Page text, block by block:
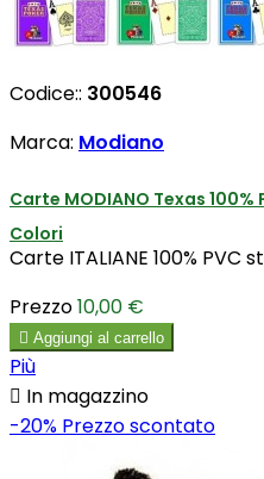
Codice:: 300546
Marca: Modiano
Carte MODIANO Texas
Colori
Carte ITALIANE 100%
Prezzo10,00 €
 Aggiungi al carrello
Più
 In magazzino
-20% Prezzo scontato